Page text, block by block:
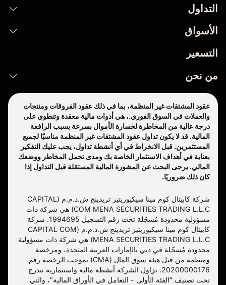
التداول
الأسواق
التسعير
من نحن
عقود المشتقات غير المنظمة، بما في ذلك عقود الفروقات ومنتجات
والعملات في السوق الفوري.، هي أدوات مالية معقدة وتنطوي على
درجة عالية من المخاطرة لخسارة الأموال بسرعة بسبب الرافعة
المالية. قد لا يكون تداول عقود المشتقات غير المنظمة مناسبًا لجميع
المستثمرين. قبل الانخراط في أي أنشطة تداول، يجب عليك التفكير
بعناية في أهداف الاستثمار الخاصة بك ومدى تحمل المخاطر ووضعك
المالي. يرجى البحث عن المشورة المالية المستقلة قبل التداول إذا
كان ذلك ضروريًا.
شركة كابيتال كوم مينا سيكيوريتيز تريدينج ش.ذ.م.م (CAPITAL
COM MENA SECURITIES TRADING L.L.C) هي شركة ذات
مسؤولية محدودة مُسجّلة تحت رقم التسجيل 1994695. شركة
كابيتال كوم مينا سيكيوريتيز تريدينج ش.ذ.م.م (CAPITAL COM
MENA SECURITIES TRADING L.L.C) هي شركة ذات مسؤولية
محدودة مُسجّلة في دبي بالإمارات العربية المتحدة، ومرخصة
ومنظمة من قبل هيئة سوق المال (CMA) بموجب الرخصة رقم
20200000176. تزاول الشركة أنشطة مالية واستثمارية تندرج
تحت تصنيف "الفئة الأولى - التعامل في الأوراق المالية"، والتي